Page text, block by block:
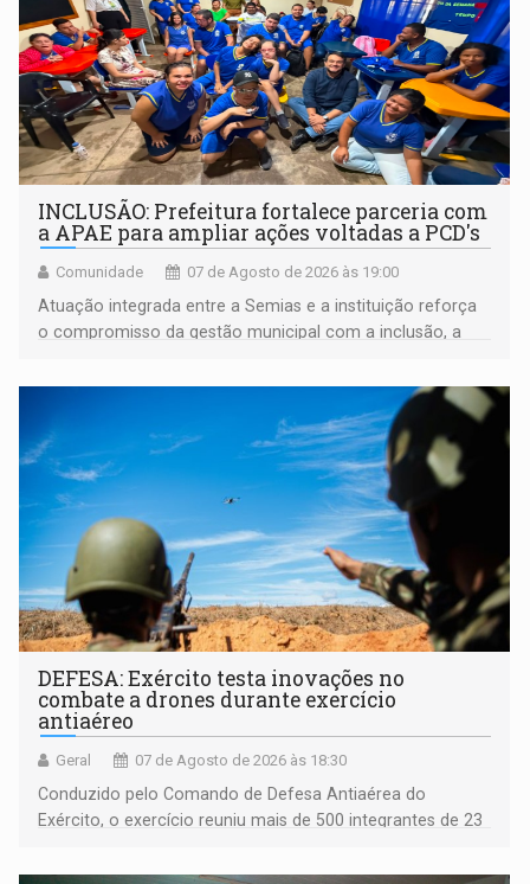
INCLUSÃO: Prefeitura fortalece parceria com
a APAE para ampliar ações voltadas a PCD's
Comunidade 07 de Agosto de 2026 às 19:00
Atuação integrada entre a Semias e a instituição reforça
o compromisso da gestão municipal com a inclusão, a
DEFESA: Exército testa inovações no
combate a drones durante exercício
antiaéreo
Geral 07 de Agosto de 2026 às 18:30
Conduzido pelo Comando de Defesa Antiaérea do
Exército, o exercício reuniu mais de 500 integrantes de 23